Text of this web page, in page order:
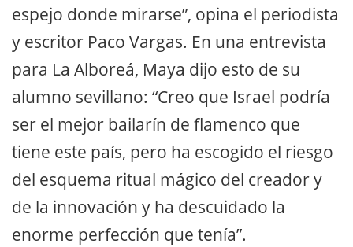
espejo donde mirarse”, opina el periodista
y escritor Paco Vargas. En una entrevista
para La Alboreá, Maya dijo esto de su
alumno sevillano: “Creo que Israel podría
ser el mejor bailarín de flamenco que
tiene este país, pero ha escogido el riesgo
del esquema ritual mágico del creador y
de la innovación y ha descuidado la
enorme perfección que tenía”.